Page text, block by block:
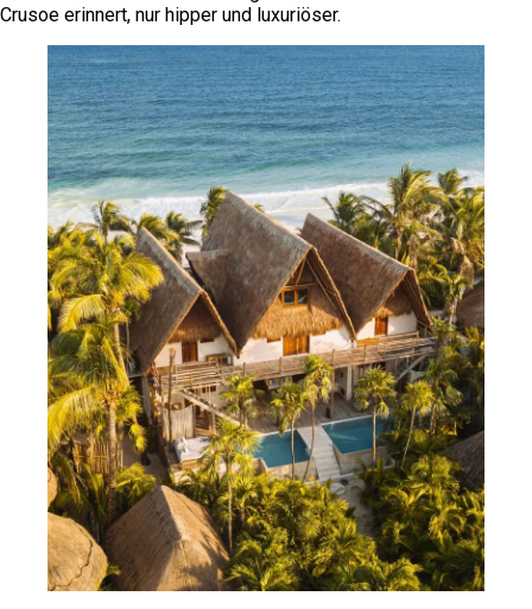
Crusoe erinnert, nur hipper und luxuriöser.